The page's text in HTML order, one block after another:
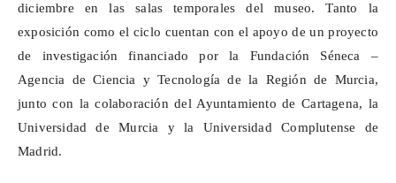
diciembre en las salas temporales del museo. Tanto la
exposición como el ciclo cuentan con el apoyo de un proyecto
de investigación financiado por la Fundación Séneca –
Agencia de Ciencia y Tecnología de la Región de Murcia,
junto con la colaboración del Ayuntamiento de Cartagena, la
Universidad de Murcia y la Universidad Complutense de
Madrid.